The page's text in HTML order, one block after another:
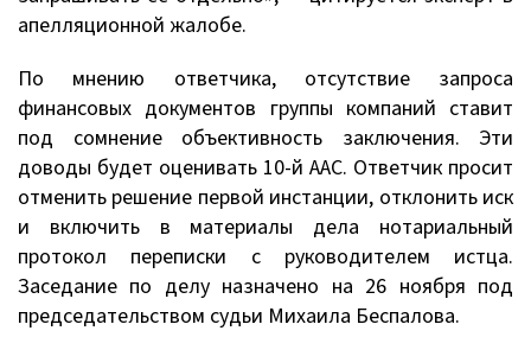
апелляционной жалобе.
По мнению ответчика, отсутствие запроса
финансовых документов группы компаний ставит
под сомнение объективность заключения. Эти
доводы будет оценивать 10-й ААС. Ответчик просит
отменить решение первой инстанции, отклонить иск
и включить в материалы дела нотариальный
протокол переписки с руководителем истца.
Заседание по делу назначено на 26 ноября под
председательством судьи Михаила Беспалова.